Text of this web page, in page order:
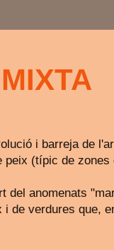
i barreja de
peix (típic de
del anomenats
de verdures que,